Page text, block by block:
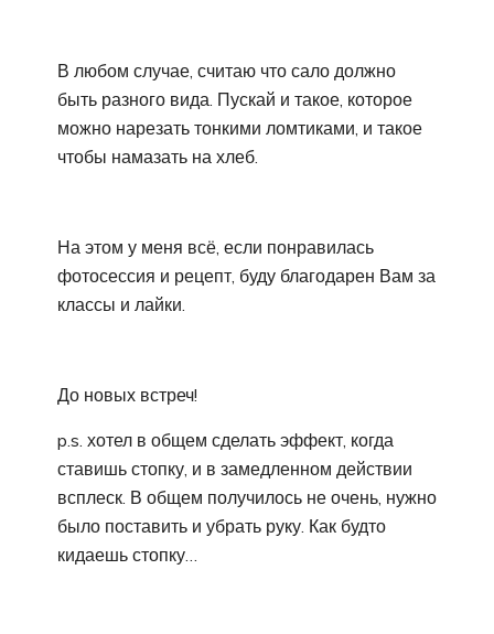
В любом случае, считаю что сало должно
быть разного вида. Пускай и такое, которое
можно нарезать тонкими ломтиками, и такое
чтобы намазать на хлеб.
На этом у меня всё, если понравилась
фотосессия и рецепт, буду благодарен Вам за
классы и лайки.
До новых встреч!
p.s. хотел в общем сделать эффект, когда
ставишь стопку, и в замедленном действии
всплеск. В общем получилось не очень, нужно
было поставить и убрать руку. Как будто
кидаешь стопку…